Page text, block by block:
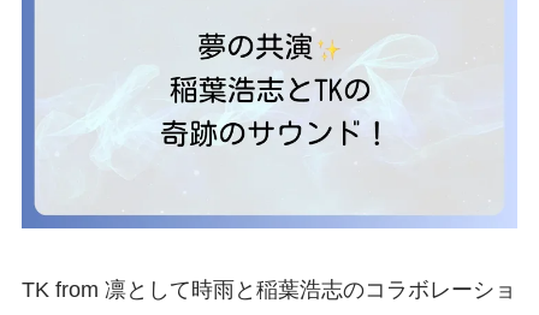
TK from 凛として時雨と稲葉浩志のコラボレーショ